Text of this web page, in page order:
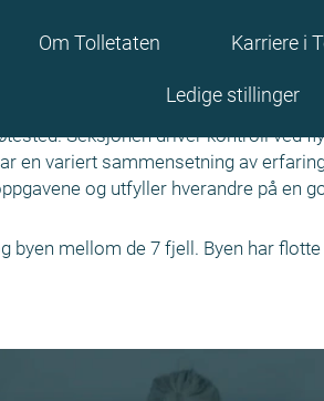
Om Tolletaten Karriere i
Ledige stillinger
Flesland
Seksjonen driver kontroll ved
en variert sammensetning av
og utfyller hverandre på en
byen mellom de 7 fjell. Byen har